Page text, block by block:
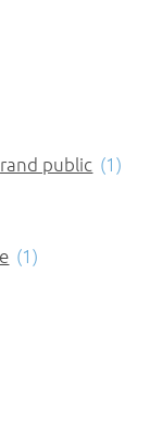
public (1)
(1)